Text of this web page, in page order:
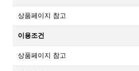
상품페이지 참고
이용조건
상품페이지 참고